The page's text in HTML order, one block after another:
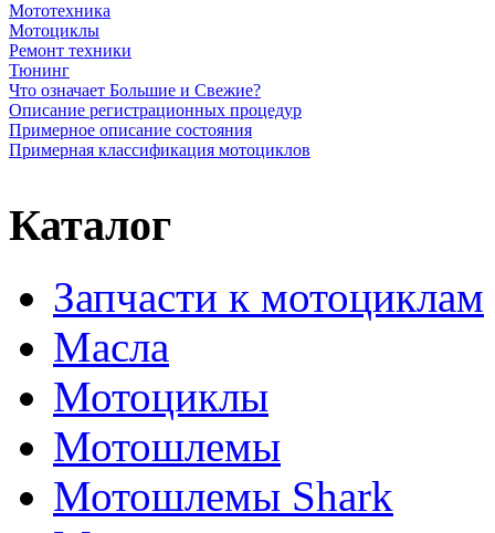
Мототехника
Мотоциклы
Ремонт техники
Тюнинг
Что означает Большие и Свежие?
Описание регистрационных процедур
Примерное описание состояния
Примерная классификация мотоциклов
Каталог
Запчасти к мотоциклам
Масла
Мотоциклы
Мотошлемы
Мотошлемы Shark